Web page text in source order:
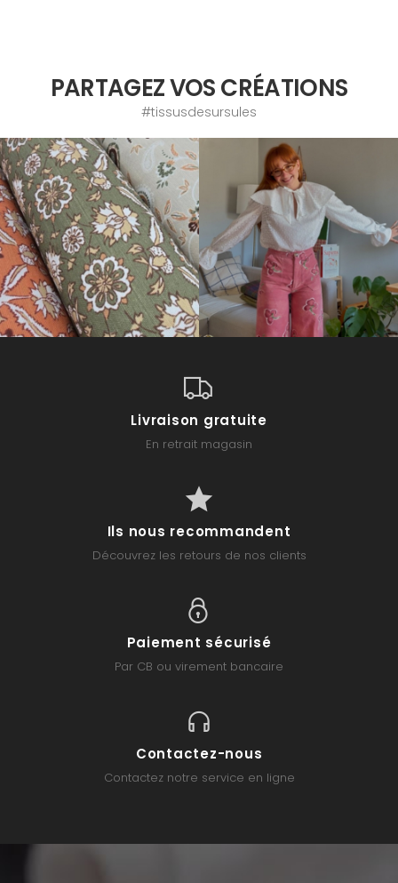
PARTAGEZ VOS CRÉATIONS
#tissusdesursules
Livraison gratuite
En retrait magasin
Ils nous recommandent
Découvrez les retours de nos clients
Paiement sécurisé
Par CB ou virement bancaire
Contactez-nous
Contactez notre service en ligne